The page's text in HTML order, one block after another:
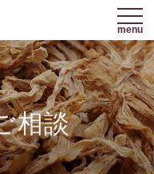
menu
相談